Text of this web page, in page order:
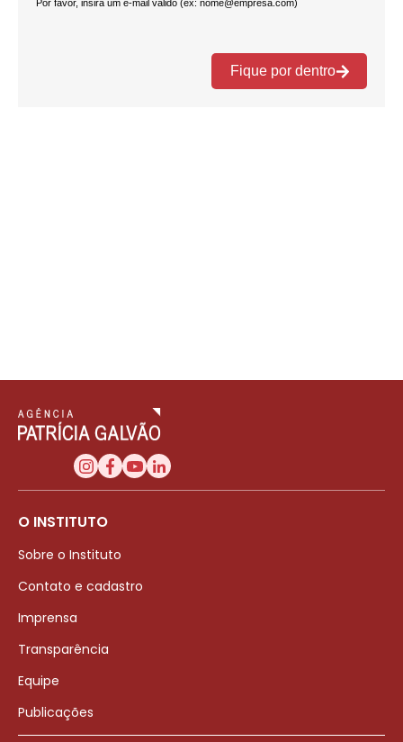
O INSTITUTO
Sobre o Instituto
Contato e cadastro
Imprensa
Transparência
Equipe
Publicações